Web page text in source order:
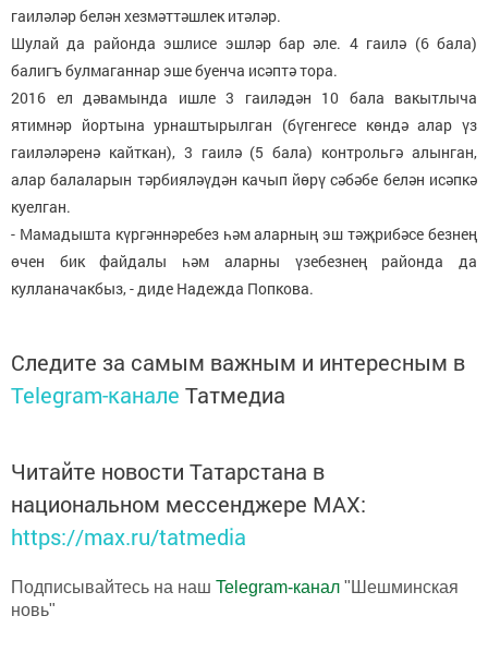
гаиләләр белән хезмәттәшлек итәләр.
Шулай да районда эшлисе эшләр бар әле. 4 гаилә (6 бала)
балигъ булмаганнар эше буенча исәптә тора.
2016 ел дәвамында ишле 3 гаиләдән 10 бала вакытлыча
ятимнәр йортына урнаштырылган (бүгенгесе көндә алар үз
гаиләләренә кайткан), 3 гаилә (5 бала) контрольгә алынган,
алар балаларын тәрбияләүдән качып йөрү сәбәбе белән исәпкә
куелган.
- Мамадышта күргәннәребез һәм аларның эш тәҗрибәсе безнең
өчен бик файдалы һәм аларны үзебезнең районда да
кулланачакбыз, - диде Надежда Попкова.
Следите за самым важным и интересным в
Telegram-канале Татмедиа
Читайте новости Татарстана в
национальном мессенджере MАХ:
https://max.ru/tatmedia
Подписывайтесь на наш Telegram-канал "Шешминская
новь"